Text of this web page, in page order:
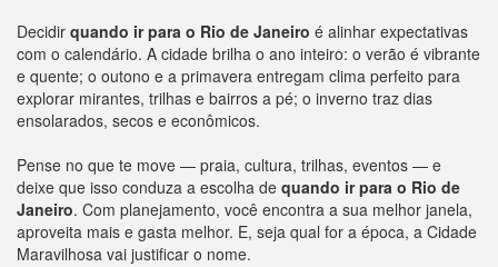
Decidir quando ir para o Rio de Janeiro é alinhar expectativas
com o calendário. A cidade brilha o ano inteiro: o verão é vibrante
e quente; o outono e a primavera entregam clima perfeito para
explorar mirantes, trilhas e bairros a pé; o inverno traz dias
ensolarados, secos e econômicos.
Pense no que te move — praia, cultura, trilhas, eventos — e
deixe que isso conduza a escolha de quando ir para o Rio de
Janeiro. Com planejamento, você encontra a sua melhor janela,
aproveita mais e gasta melhor. E, seja qual for a época, a Cidade
Maravilhosa vai justificar o nome.